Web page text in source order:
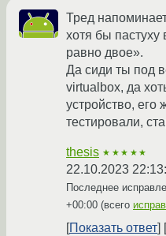
Тред
хотя бы пастуху
равно двое».
Да сиди ты под
virtualbox, да
устройство, его
тестировали,
thesis ★★★★★
22.10.2023
Последнее
+00:00 (всего
Показать ответ